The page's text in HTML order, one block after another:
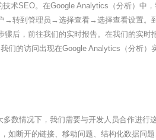
SEO。在Google Analytics（分析）中
→转到管理员→选择查看→选择查看设置。
后，前往我们的实时报告。在我们的实
们的访问出现在Google Analytics（分析
数情况下，我们需要与开发人员合作进行
如断开的链接、移动问题、结构化数据问